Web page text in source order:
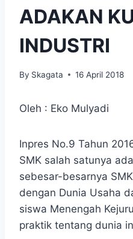
ADAKAN
INDUSTRI
By Skagata 16 April 2018
Oleh : Eko Mulyadi
Inpres No.9 Tahun
SMK salah satunya
sebesar-besarnya
dengan Dunia Usaha
siswa Menengah
praktik tentang dunia